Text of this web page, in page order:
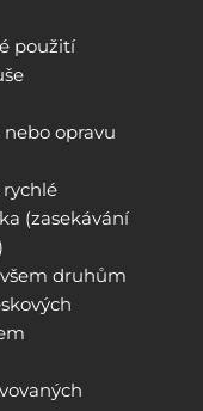
použití
opravu
rychlé
(zasekávání
druhům